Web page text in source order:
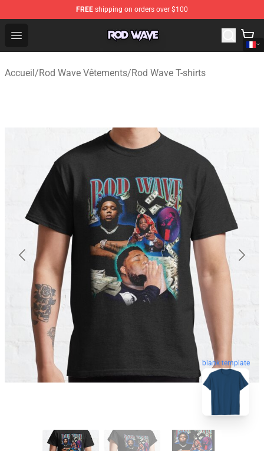
FREE shipping on orders over $100
Open menu
Rod Wave Shop - Official Rod Wave Merchandise Store
Accueil/Rod Wave Vêtements/Rod Wave T-shirts
blank template